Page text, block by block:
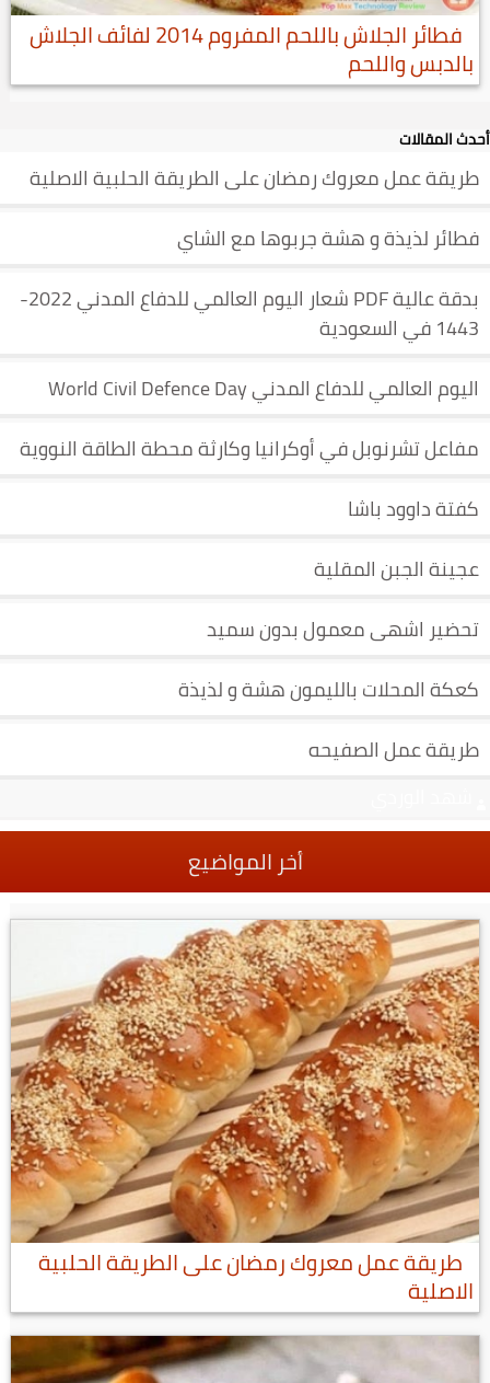
فطائر الجلاش باللحم المفروم 2014 لفائف الجلاش
بالدبس واللحم
أحدث المقالات
طريقة عمل معروك رمضان على الطريقة الحلبية الاصلية
فطائر لذيذة و هشة جربوها مع الشاي
بدقة عالية PDF شعار اليوم العالمي للدفاع المدني 2022-
1443 في السعودية
اليوم العالمي للدفاع المدني World Civil Defence Day
مفاعل تشرنوبل في أوكرانيا وكارثة محطة الطاقة النووية
كفتة داوود باشا
عجينة الجبن المقلية
تحضير اشهى معمول بدون سميد
كعكة المحلات بالليمون هشة و لذيذة
طريقة عمل الصفيحه
أخر المواضيع
طريقة عمل معروك رمضان على الطريقة الحلبية
الاصلية